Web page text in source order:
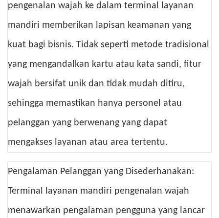
pengenalan wajah ke dalam terminal layanan
mandiri memberikan lapisan keamanan yang
kuat bagi bisnis. Tidak seperti metode tradisional
yang mengandalkan kartu atau kata sandi, fitur
wajah bersifat unik dan tidak mudah ditiru,
sehingga memastikan hanya personel atau
pelanggan yang berwenang yang dapat
mengakses layanan atau area tertentu.
Pengalaman Pelanggan yang Disederhanakan:
Terminal layanan mandiri pengenalan wajah
menawarkan pengalaman pengguna yang lancar